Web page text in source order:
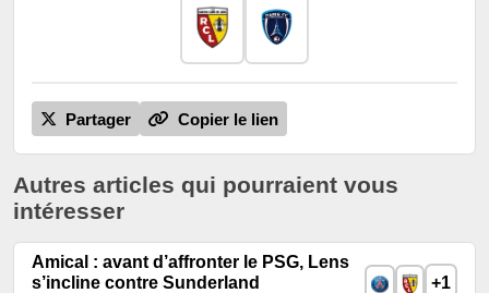
Partager Copier le lien
Autres articles qui pourraient vous
intéresser
Amical : avant d’affronter le PSG, Lens
s’incline contre Sunderland
+1